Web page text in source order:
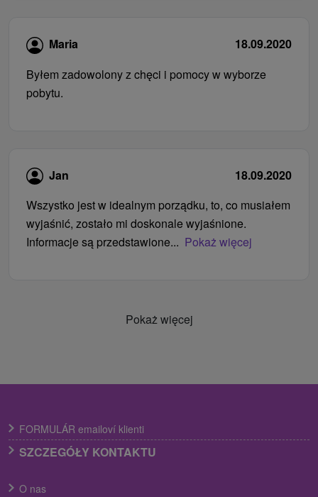
Maria
18.09.2020
Byłem zadowolony z chęci i pomocy w wyborze
pobytu.
Jan
18.09.2020
Wszystko jest w idealnym porządku, to, co musiałem
wyjaśnić, zostało mi doskonale wyjaśnione.
Informacje są przedstawione... Pokaż więcej
Pokaż więcej
FORMULÁR emailoví klienti
SZCZEGÓŁY KONTAKTU
O nas